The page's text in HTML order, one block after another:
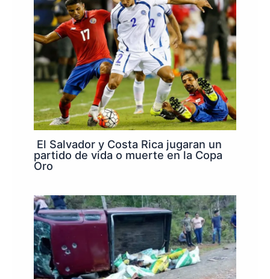
El Salvador y Costa Rica jugaran un
partido de vida o muerte en la Copa
Oro